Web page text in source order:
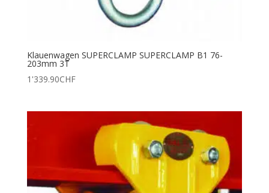
Klauenwagen SUPERCLAMP SUPERCLAMP B1 76-
203mm 3T
1'339.90CHF